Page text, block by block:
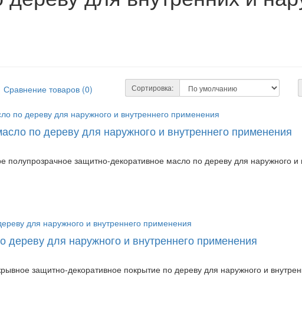
Сравнение товаров (0) Сортировка:
по дереву для наружного и внутреннего применения
полупрозрачное защитно-декоративное масло по дереву для наружного и
дереву для наружного и внутреннего применения
защитно-декоративное покрытие по дереву для наружного и